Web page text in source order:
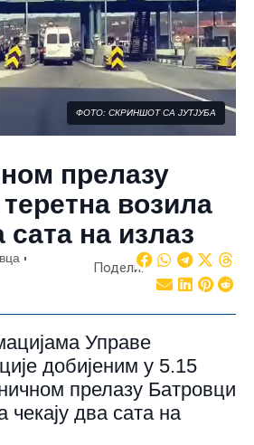
ФОТО: СКРИНШОТ СА ЈУТЈУБА
прелазу
возила
сата на излаз
Подели:
Управе
добијеним у 5.15
прелазу Батровци
чекају два сата на